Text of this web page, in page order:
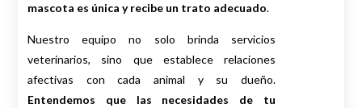
mascota es única y recibe un trato adecuado.
Nuestro equipo no solo brinda servicios
veterinarios, sino que establece relaciones
afectivas con cada animal y su dueño.
Entendemos que las necesidades de tu